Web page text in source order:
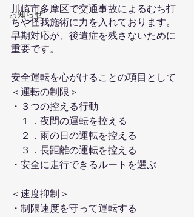
お知らせ
川崎市多摩区で交通事故によるむち打
ちや怪我施術に力を入れております。
早期対応が、後遺症を残さないために
重要です。
安全運転を心がけることの項目として
＜運転の制限＞
・３つの控える行動
１．夜間の運転を控える
２．雨の日の運転を控える
３．長距離の運転を控える
・安全に走行できるルートを選ぶ
＜速度抑制＞
・制限速度を守って運転する